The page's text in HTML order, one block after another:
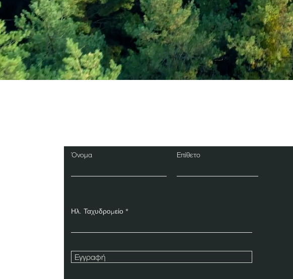
Όνομα Επίθετο
Ηλ. Ταχυδρομείο
Εγγραφή